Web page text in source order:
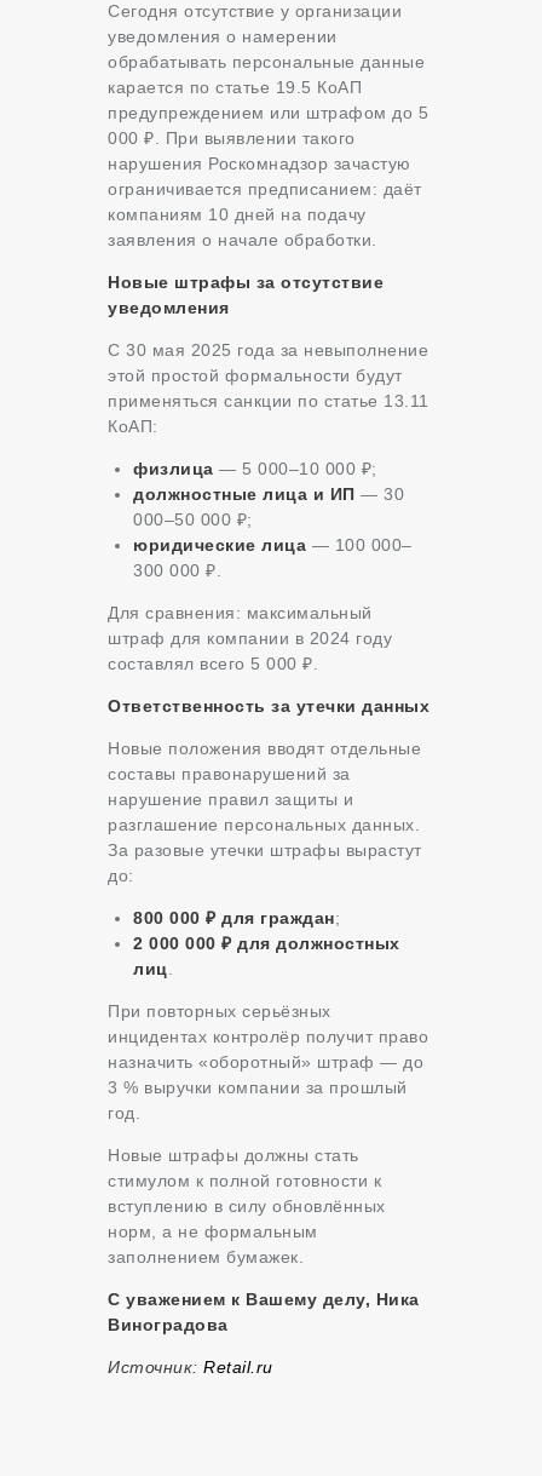
Сегодня отсутствие у организации
уведомления о намерении
обрабатывать персональные данные
карается по статье 19.5 КоАП
предупреждением или штрафом до 5
000 ₽. При выявлении такого
нарушения Роскомнадзор зачастую
ограничивается предписанием: даёт
компаниям 10 дней на подачу
заявления о начале обработки.
Новые штрафы за отсутствие
уведомления
С 30 мая 2025 года за невыполнение
этой простой формальности будут
применяться санкции по статье 13.11
КоАП:
физлица — 5 000–10 000 ₽;
должностные лица и ИП — 30
000–50 000 ₽;
юридические лица — 100 000–
300 000 ₽.
Для сравнения: максимальный
штраф для компании в 2024 году
составлял всего 5 000 ₽.
Ответственность за утечки данных
Новые положения вводят отдельные
составы правонарушений за
нарушение правил защиты и
разглашение персональных данных.
За разовые утечки штрафы вырастут
до:
800 000 ₽ для граждан;
2 000 000 ₽ для должностных
лиц
При повторных серьёзных
инцидентах контролёр получит право
назначить «оборотный» штраф — до
3 % выручки компании за прошлый
год.
Новые штрафы должны стать
стимулом к полной готовности к
вступлению в силу обновлённых
норм, а не формальным
заполнением бумажек.
С уважением к Вашему делу, Ника
Виноградова
Источник: Retail.ru